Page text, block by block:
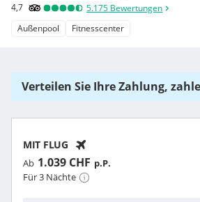
4,7 5.175 Bewertungen
Außenpool
Fitnesscenter
Verteilen Sie Ihre Zahlung,
MIT FLUG
Ab 1.039 CHF p.P.
Für 3 Nächte